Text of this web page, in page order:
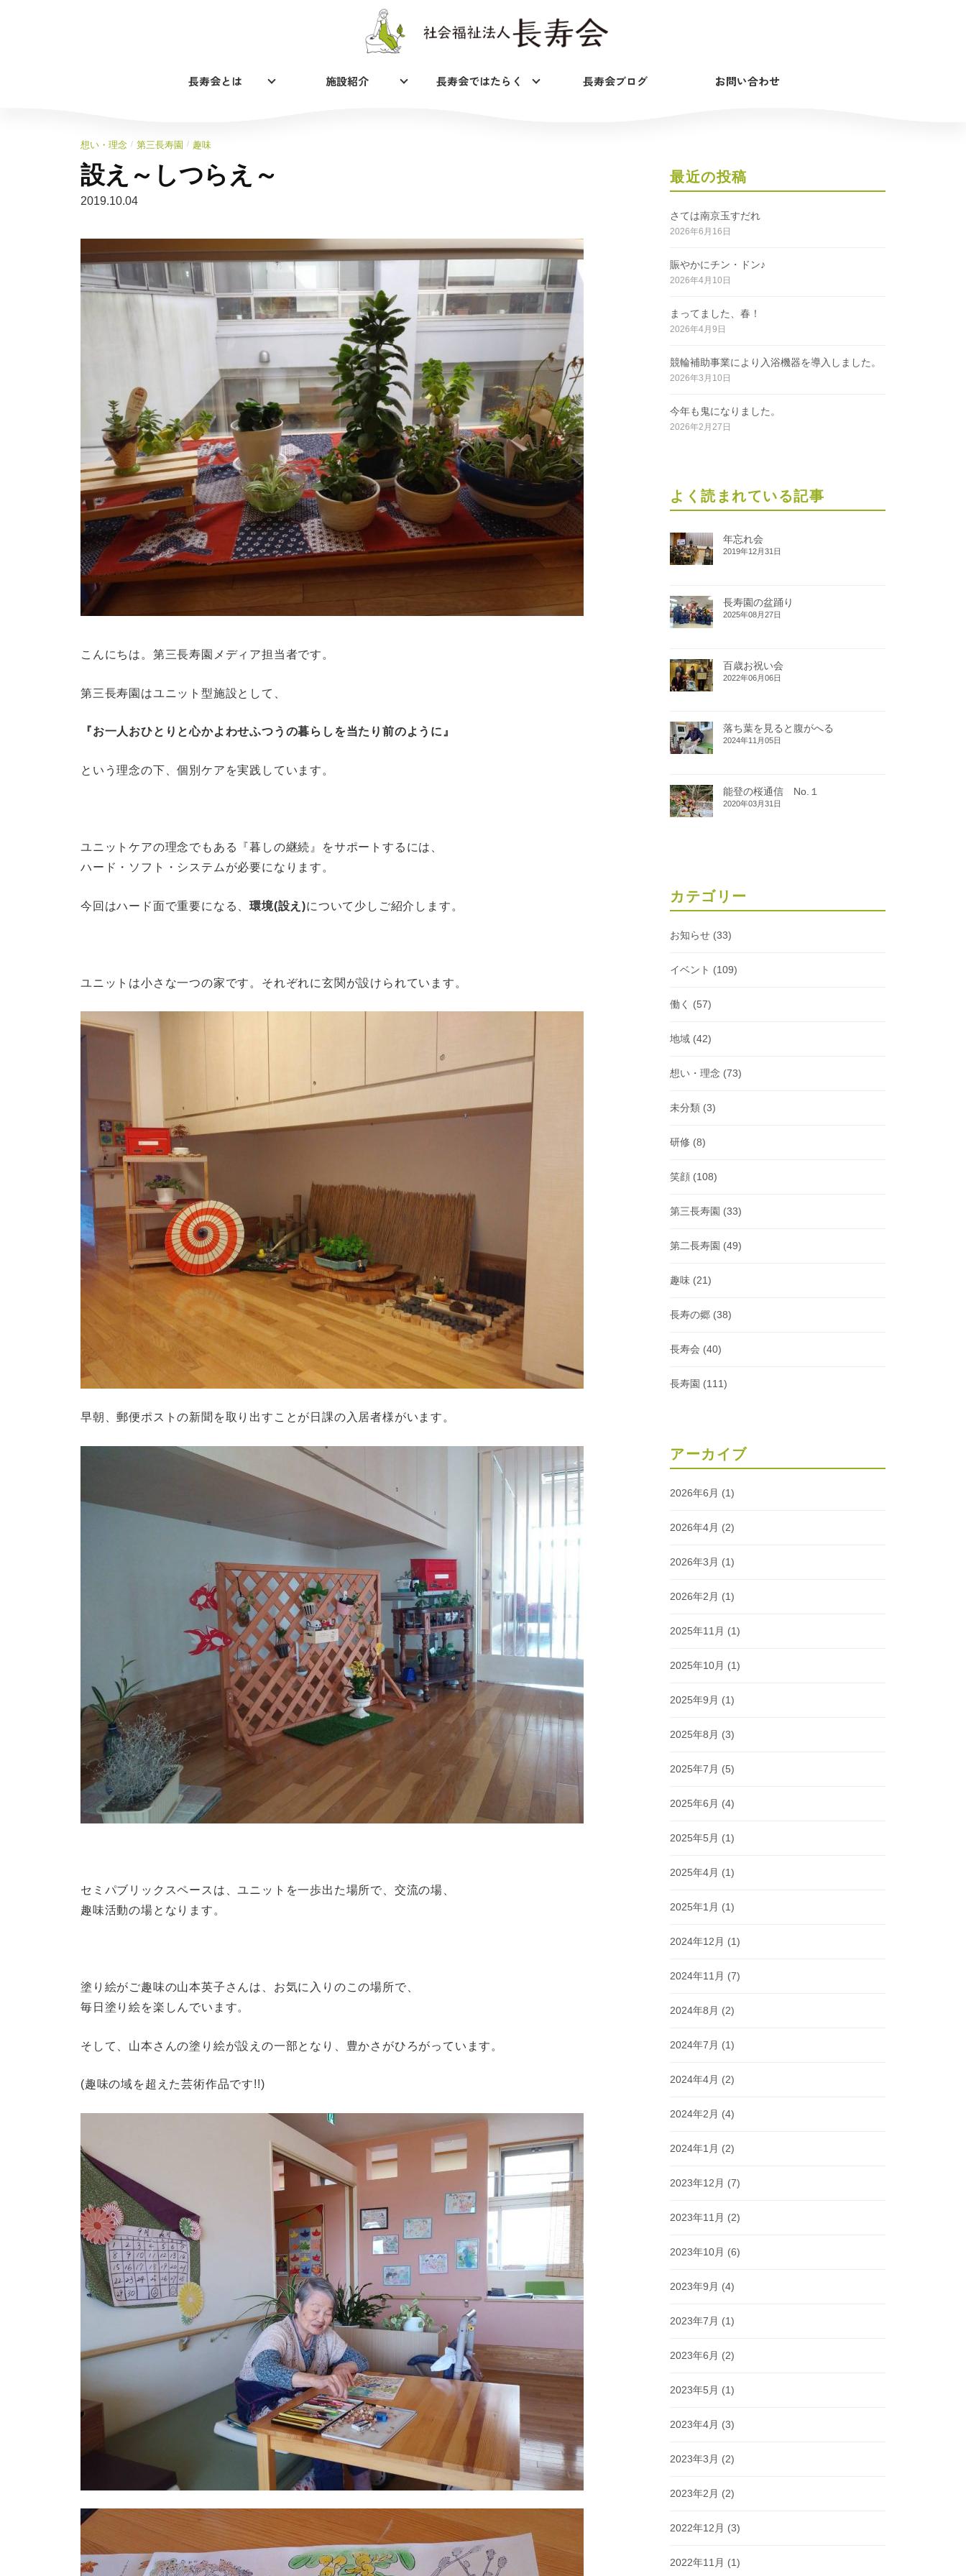
長寿会とは 施設紹介 長寿会ではたらく 長寿会ブログ お問い合わせ
想い・理念 / 第三長寿園 / 趣味
設え～しつらえ～
2019.10.04
こんにちは。第三長寿園メディア担当者です。
第三長寿園はユニット型施設として、
『お一人おひとりと心かよわせふつうの暮らしを当たり前のように』
という理念の下、個別ケアを実践しています。
ユニットケアの理念でもある『暮しの継続』をサポートするには、
ハード・ソフト・システムが必要になります。
今回はハード面で重要になる、環境(設え)について少しご紹介します。
ユニットは小さな一つの家です。それぞれに玄関が設けられています。
早朝、郵便ポストの新聞を取り出すことが日課の入居者様がいます。
セミパブリックスペースは、ユニットを一歩出た場所で、交流の場、
趣味活動の場となります。
塗り絵がご趣味の山本英子さんは、お気に入りのこの場所で、
毎日塗り絵を楽しんでいます。
そして、山本さんの塗り絵が設えの一部となり、豊かさがひろがっています。
(趣味の域を超えた芸術作品です!!)
最近の投稿
さては南京玉すだれ
2026年6月16日
賑やかにチン・ドン♪
2026年4月10日
まってました、春！
2026年4月9日
競輪補助事業により入浴機器を導入しました。
2026年3月10日
今年も鬼になりました。
2026年2月27日
よく読まれている記事
年忘れ会
2019年12月31日
長寿園の盆踊り
2025年08月27日
百歳お祝い会
2022年06月06日
落ち葉を見ると腹がへる
2024年11月05日
能登の桜通信 No.１
2020年03月31日
カテゴリー
お知らせ (33)
イベント (109)
働く (57)
地域 (42)
想い・理念 (73)
未分類 (3)
研修 (8)
笑顔 (108)
第三長寿園 (33)
第二長寿園 (49)
趣味 (21)
長寿の郷 (38)
長寿会 (40)
長寿園 (111)
アーカイブ
2026年6月 (1)
2026年4月 (2)
2026年3月 (1)
2026年2月 (1)
2025年11月 (1)
2025年10月 (1)
2025年9月 (1)
2025年8月 (3)
2025年7月 (5)
2025年6月 (4)
2025年5月 (1)
2025年4月 (1)
2025年1月 (1)
2024年12月 (1)
2024年11月 (7)
2024年8月 (2)
2024年7月 (1)
2024年4月 (2)
2024年2月 (4)
2024年1月 (2)
2023年12月 (7)
2023年11月 (2)
2023年10月 (6)
2023年9月 (4)
2023年7月 (1)
2023年6月 (2)
2023年5月 (1)
2023年4月 (3)
2023年3月 (2)
2023年2月 (2)
2022年12月 (3)
2022年11月 (1)